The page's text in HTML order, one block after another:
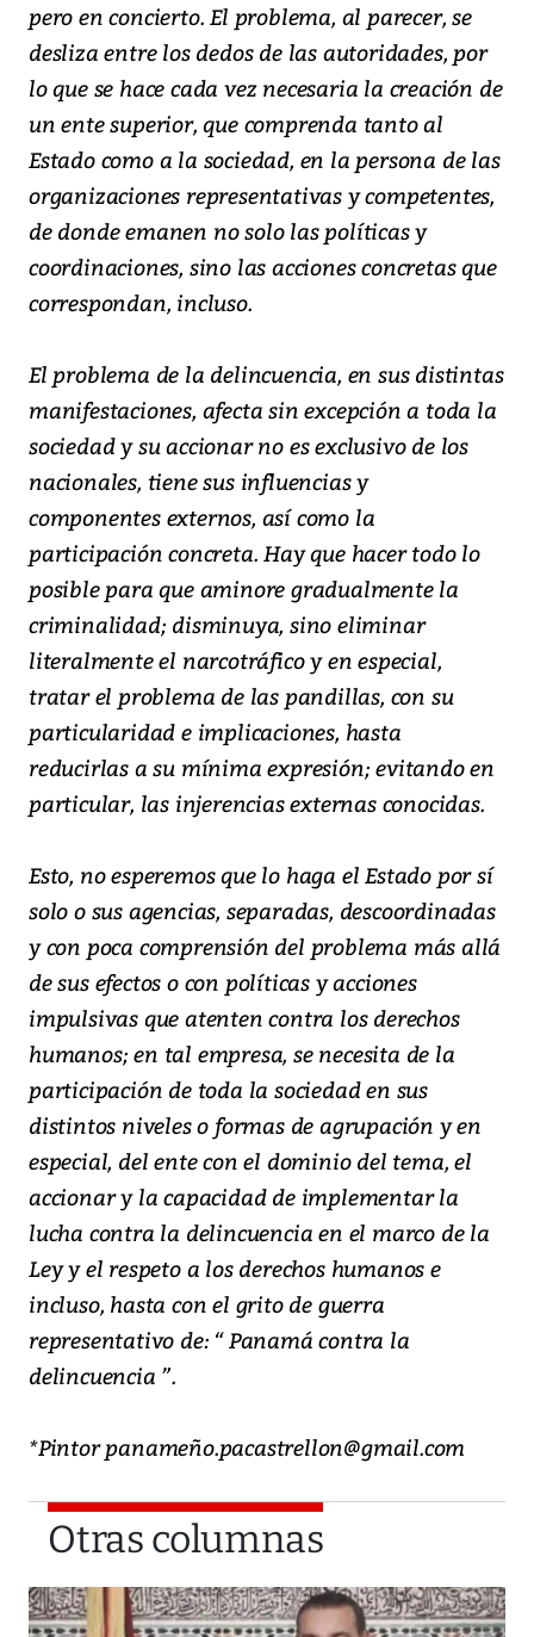
pero en concierto. El problema, al parecer, se
desliza entre los dedos de las autoridades, por
lo que se hace cada vez necesaria la creación de
un ente superior, que comprenda tanto al
Estado como a la sociedad, en la persona de las
organizaciones representativas y competentes,
de donde emanen no solo las políticas y
coordinaciones, sino las acciones concretas que
correspondan, incluso.
El problema de la delincuencia, en sus distintas
manifestaciones, afecta sin excepción a toda la
sociedad y su accionar no es exclusivo de los
nacionales, tiene sus influencias y
componentes externos, así como la
participación concreta. Hay que hacer todo lo
posible para que aminore gradualmente la
criminalidad; disminuya, sino eliminar
literalmente el narcotráfico y en especial,
tratar el problema de las pandillas, con su
particularidad e implicaciones, hasta
reducirlas a su mínima expresión; evitando en
particular, las injerencias externas conocidas.
Esto, no esperemos que lo haga el Estado por sí
solo o sus agencias, separadas, descoordinadas
y con poca comprensión del problema más allá
de sus efectos o con políticas y acciones
impulsivas que atenten contra los derechos
humanos; en tal empresa, se necesita de la
participación de toda la sociedad en sus
distintos niveles o formas de agrupación y en
especial, del ente con el dominio del tema, el
accionar y la capacidad de implementar la
lucha contra la delincuencia en el marco de la
Ley y el respeto a los derechos humanos e
incluso, hasta con el grito de guerra
representativo de: “ Panamá contra la
delincuencia ”.
*Pintor panameño.pacastrellon@gmail.com
Otras columnas